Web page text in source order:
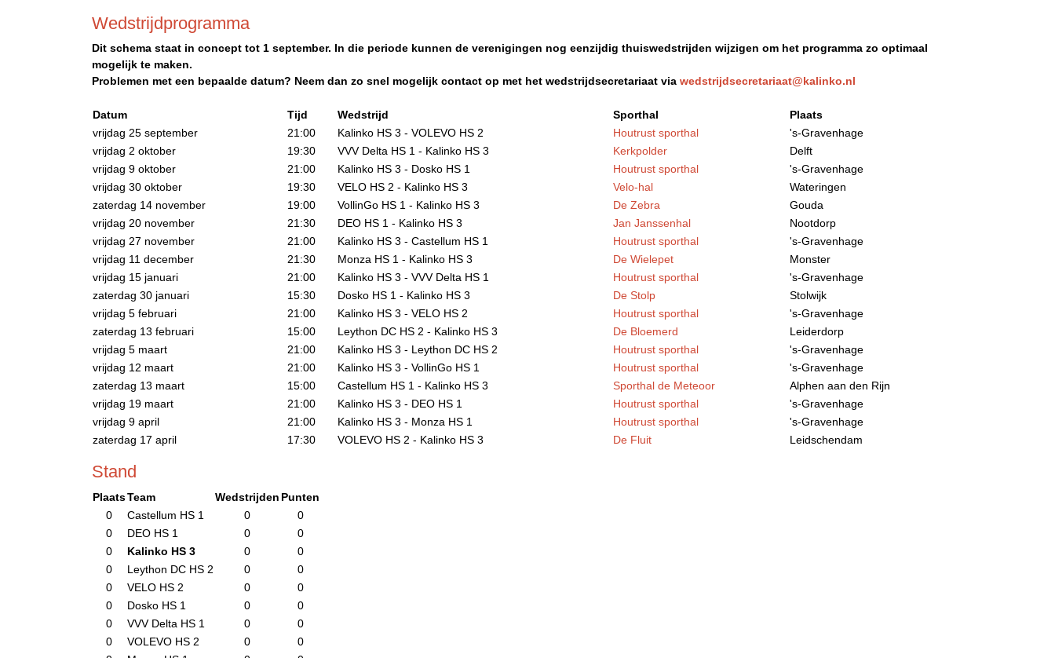
Wedstrijdprogramma
Dit schema staat in concept tot 1 september. In die periode kunnen de verenigingen nog eenzijdig thuiswedstrijden wijzigen om het programma zo optimaal
mogelijk te maken.
Problemen met een bepaalde datum? Neem dan zo snel mogelijk contact op met het wedstrijdsecretariaat via wedstrijdsecretariaat@kalinko.nl
Datum Tijd Wedstrijd Sporthal
Plaats
vrijdag 25 september
21:00 Kalinko HS 3 - VOLEVO HS 2 Houtrust sporthal
's-Gravenhage
vrijdag 2 oktober
19:30 VVV Delta HS 1 - Kalinko HS 3 Kerkpolder
Delft
vrijdag 9 oktober
21:00 Kalinko HS 3 - Dosko HS 1 Houtrust sporthal
's-Gravenhage
vrijdag 30 oktober
19:30 VELO HS 2 - Kalinko HS 3 Velo-hal
Wateringen
zaterdag 14 november
19:00 VollinGo HS 1 - Kalinko HS 3 De Zebra
Gouda
vrijdag 20 november
21:30 DEO HS 1 - Kalinko HS 3 Jan Janssenhal
Nootdorp
vrijdag 27 november
21:00 Kalinko HS 3 - Castellum HS 1 Houtrust sporthal
's-Gravenhage
vrijdag 11 december
21:30 Monza HS 1 - Kalinko HS 3 De Wielepet
Monster
vrijdag 15 januari
21:00 Kalinko HS 3 - VVV Delta HS 1 Houtrust sporthal
's-Gravenhage
zaterdag 30 januari
15:30 Dosko HS 1 - Kalinko HS 3 De Stolp
Stolwijk
vrijdag 5 februari
21:00 Kalinko HS 3 - VELO HS 2 Houtrust sporthal
's-Gravenhage
zaterdag 13 februari
15:00 Leython DC HS 2 - Kalinko HS 3 De Bloemerd
Leiderdorp
vrijdag 5 maart
21:00 Kalinko HS 3 - Leython DC HS 2 Houtrust sporthal
's-Gravenhage
vrijdag 12 maart
21:00 Kalinko HS 3 - VollinGo HS 1 Houtrust sporthal
's-Gravenhage
zaterdag 13 maart
15:00 Castellum HS 1 - Kalinko HS 3 Sporthal de Meteoor
Alphen aan den Rijn
vrijdag 19 maart
21:00 Kalinko HS 3 - DEO HS 1 Houtrust sporthal
's-Gravenhage
vrijdag 9 april
21:00 Kalinko HS 3 - Monza HS 1 Houtrust sporthal
's-Gravenhage
zaterdag 17 april
17:30 VOLEVO HS 2 - Kalinko HS 3 De Fluit Leidschendam
Stand
PlaatsTeam Wedstrijden Punten
0
Castellum HS 1 0
0
0
DEO HS 1 0
0
0
Kalinko HS 3 0
0
0
Leython DC HS 2 0
0
0
VELO HS 2 0
0
0
Dosko HS 1 0
0
0
VVV Delta HS 1 0
0
0
VOLEVO HS 2 0
0